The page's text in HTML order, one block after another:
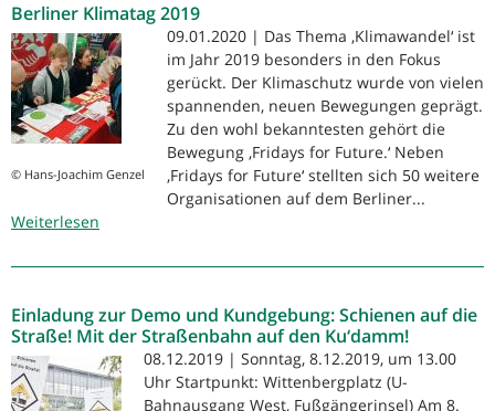
Berliner Klimatag 2019
© Hans-Joachim Genzel
09.01.2020 | Das Thema ‚Klimawandel‘ ist
im Jahr 2019 besonders in den Fokus
gerückt. Der Klimaschutz wurde von vielen
spannenden, neuen Bewegungen geprägt.
Zu den wohl bekanntesten gehört die
Bewegung ‚Fridays for Future.‘ Neben
‚Fridays for Future‘ stellten sich 50 weitere
Organisationen auf dem Berliner...
Weiterlesen
Klimatag
Einladung zur Demo und Kundgebung: Schienen auf die
Straße! Mit der Straßenbahn auf den Ku‘damm!
08.12.2019 | Sonntag, 8.12.2019, um 13.00
Uhr Startpunkt: Wittenbergplatz (U-
Bahnausgang West, Fußgängerinsel) Am 8.